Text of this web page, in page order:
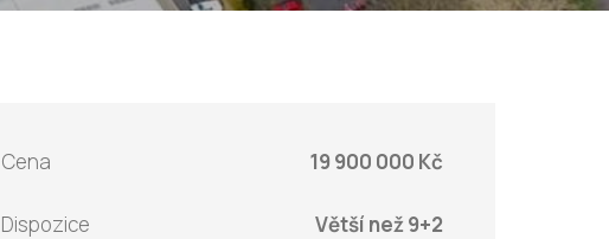
Cena 19 900 000 Kč
Dispozice Větší než 9+2